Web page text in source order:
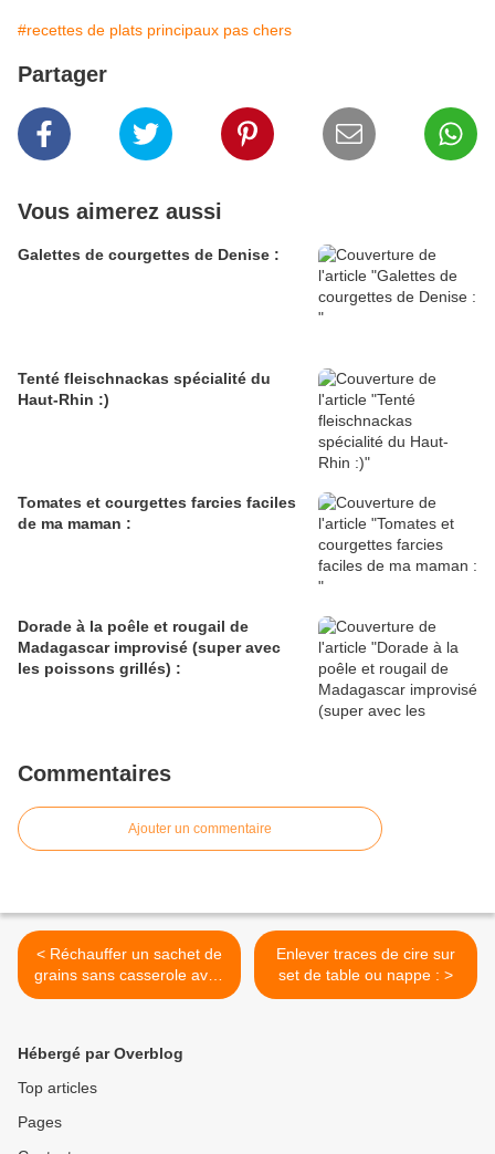
#recettes de plats principaux pas chers
Partager
Vous aimerez aussi
Galettes de courgettes de Denise :
Tenté fleischnackas spécialité du
Haut-Rhin :)
Tomates et courgettes farcies faciles
de ma maman :
Dorade à la poêle et rougail de
Madagascar improvisé (super avec
les poissons grillés) :
Commentaires
Ajouter un commentaire
< Réchauffer un sachet de
grains sans casserole avec
une boite et une bouilloire
Enlever traces de cire sur
set de table ou nappe : >
Hébergé par Overblog
Top articles
Pages